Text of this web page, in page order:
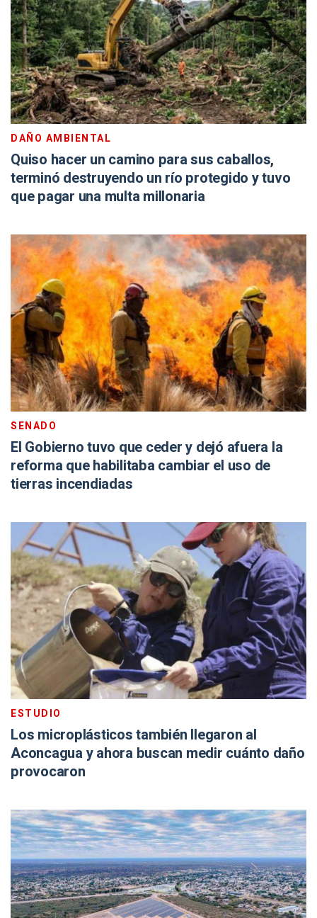
DAÑO AMBIENTAL
Quiso hacer un camino para sus caballos,
terminó destruyendo un río protegido y tuvo
que pagar una multa millonaria
SENADO
El Gobierno tuvo que ceder y dejó afuera la
reforma que habilitaba cambiar el uso de
tierras incendiadas
ESTUDIO
Los microplásticos también llegaron al
Aconcagua y ahora buscan medir cuánto daño
provocaron